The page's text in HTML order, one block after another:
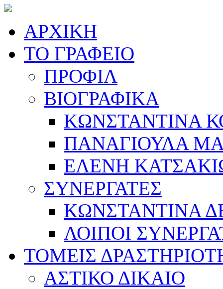
ΑΡΧΙΚΗ
ΤΟ ΓΡΑΦΕΙΟ
ΠΡΟΦΙΛ
ΒΙΟΓΡΑΦΙΚΑ
ΚΩΝΣΤΑΝΤΙΝΑ
ΠΑΝΑΓΙΟΥΛΑ
ΕΛΕΝΗ
ΣΥΝΕΡΓΑΤΕΣ
ΚΩΝΣΤΑΝΤΙΝΑ
ΛΟΙΠΟΙ
ΤΟΜΕΙΣ
ΑΣΤΙΚΟ ΔΙΚΑΙΟ